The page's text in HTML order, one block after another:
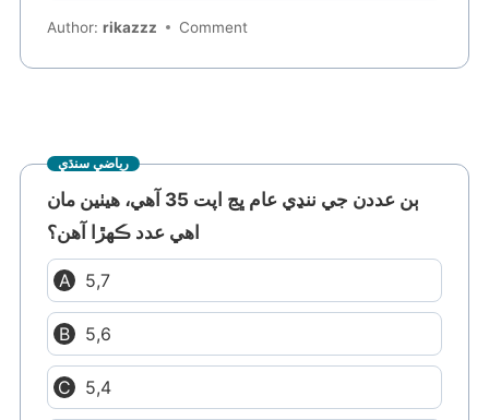
Author:rikazzz Comment
رياضي سنڌي
ٻن عددن جي ننڍي عام ڀڃ اپت 35 آهي، هيٺين مان
اهي عدد ڪهڙا آهن؟
5,7
5,6
5,4